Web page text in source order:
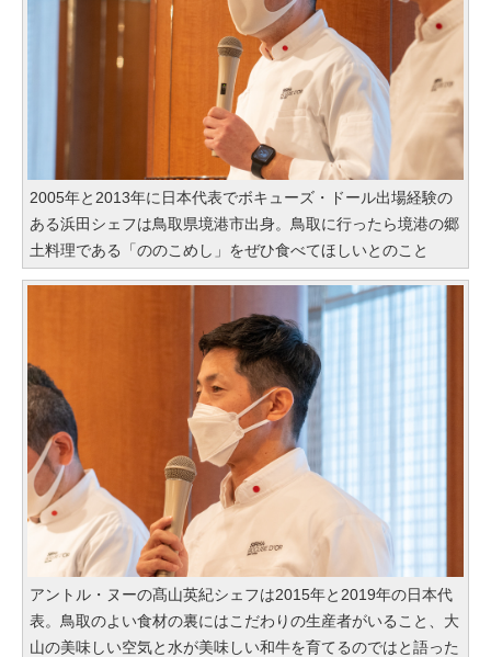
2005年と2013年に日本代表でボキューズ・ドール出場経験の
ある浜田シェフは鳥取県境港市出身。鳥取に行ったら境港の郷
土料理である「ののこめし」をぜひ食べてほしいとのこと
アントル・ヌーの髙山英紀シェフは2015年と2019年の日本代
表。鳥取のよい食材の裏にはこだわりの生産者がいること、大
山の美味しい空気と水が美味しい和牛を育てるのではと語った